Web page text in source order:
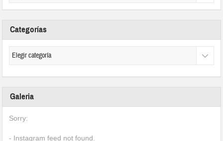
Categorías
Galeria
Sorry:
- Instagram feed not found.